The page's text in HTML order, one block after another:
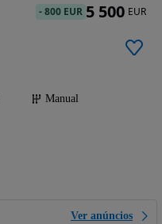
Manual
Ver anúncios
-800 EUR 5 500 EUR